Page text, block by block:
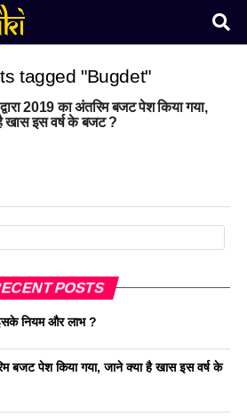
tagged "Bugdet"
द्वारा 2019 का अंतरिम बजट पेश किया गया,
खास इस वर्ष के बजट ?
POSTS
नियम और लाभ ?
बजट पेश किया गया, जाने क्या है खास इस वर्ष के